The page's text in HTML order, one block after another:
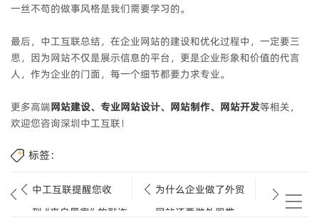
一丝不苟的做事风格是我们需要学习的。
最后，中工互联总结，在企业网站的建设和优化过程中，一定要三
思，因为网站不仅是展示信息的平台，更是企业形象和价值的代言
人，作为企业的门面，每一个细节都要力求专业。
更多高端网站建设、专业网站设计、网站制作、网站开发等相关，
欢迎您咨询深圳中工互联！
标签：
中工互联提醒您收
到“来自黑客”的敲诈
为什么企业做了外贸
网站还要做外贸推